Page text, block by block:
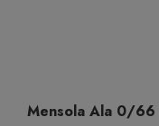
Mensola Ala 0/66